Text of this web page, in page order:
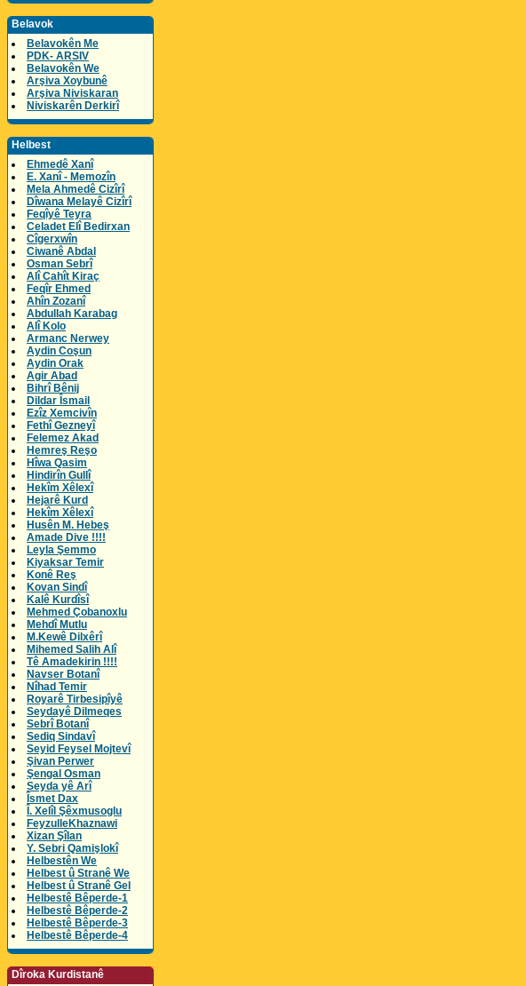
Belavok
Belavokên Me
PDK- ARSIV
Belavokên We
Arşiva Xoybunê
Arşiva Niviskaran
Niviskarên Derkirî
Helbest
Ehmedê Xanî
E. Xanî - Memozîn
Mela Ahmedê Cizîrî
Dîwana Melayê Cizîrî
Feqîyê Teyra
Celadet Elî Bedirxan
Cîgerxwîn
Ciwanê Abdal
Osman Sebrî
Alî Cahît Kiraç
Feqîr Ehmed
Ahîn Zozanî
Abdullah Karabag
Alî Kolo
Armanc Nerwey
Aydin Coşun
Aydin Orak
Agir Abad
Bihrî Bênij
Dildar Îsmail
Ezîz Xemcivîn
Fethî Gezneyî
Felemez Akad
Hemreş Reşo
Hîwa Qasim
Hindirîn Gullî
Hekîm Xêlexî
Hejarê Kurd
Hekîm Xêlexî
Husên M. Hebeş
Amade Dive !!!!
Leyla Şemmo
Kiyaksar Temir
Konê Reş
Kovan Sindî
Kalê Kurdîsî
Mehmed Çobanoxlu
Mehdî Mutlu
M.Kewê Dilxêrî
Mihemed Salih Alî
Tê Amadekirin !!!!
Navser Botanî
Nîhad Temir
Royarê Tirbesipîyê
Seydayê Dilmeqes
Sebrî Botanî
Sediq Sindavî
Seyid Feysel Mojtevî
Şivan Perwer
Şengal Osman
Seyda yê Arî
Îsmet Dax
Î. Xelîl Şêxmusoglu
FeyzulleKhaznawi
Xizan Şîlan
Y. Sebri Qamişlokî
Helbestên We
Helbest û Stranê We
Helbest û Stranê Gel
Helbestê Bêperde-1
Helbestê Bêperde-2
Helbestê Bêperde-3
Helbestê Bêperde-4
Dîroka Kurdistanê